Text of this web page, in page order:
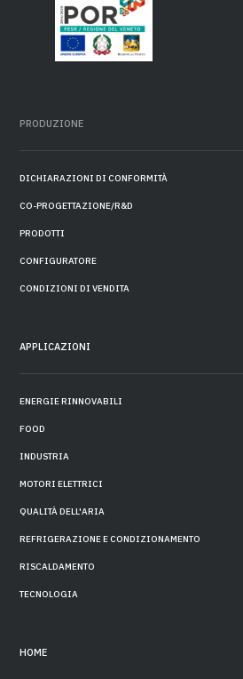
PRODUZIONE
DICHIARAZIONI DI CONFORMITÀ
CO-PROGETTAZIONE/R&D
PRODOTTI
CONFIGURATORE
CONDIZIONI DI VENDITA
APPLICAZIONI
ENERGIE RINNOVABILI
FOOD
INDUSTRIA
MOTORI ELETTRICI
QUALITÀ DELL'ARIA
REFRIGERAZIONE E CONDIZIONAMENTO
RISCALDAMENTO
TECNOLOGIA
HOME